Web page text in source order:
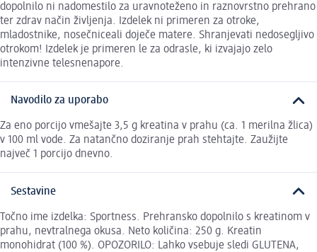
dopolnilo ni nadomestilo za uravnoteženo in raznovrstno prehrano
ter zdrav način življenja. Izdelek ni primeren za otroke,
mladostnike, nosečniceali doječe matere. Shranjevati nedosegljivo
otrokom! Izdelek je primeren le za odrasle, ki izvajajo zelo
intenzivne telesnenapore.
Navodilo za uporabo
Za eno porcijo vmešajte 3,5 g kreatina v prahu (ca. 1 merilna žlica)
v 100 ml vode. Za natančno doziranje prah stehtajte. Zaužijte
največ 1 porcijo dnevno.
Sestavine
Točno ime izdelka: Sportness. Prehransko dopolnilo s kreatinom v
prahu, nevtralnega okusa. Neto količina: 250 g. Kreatin
monohidrat (100 %). OPOZORILO: Lahko vsebuje sledi GLUTENA,